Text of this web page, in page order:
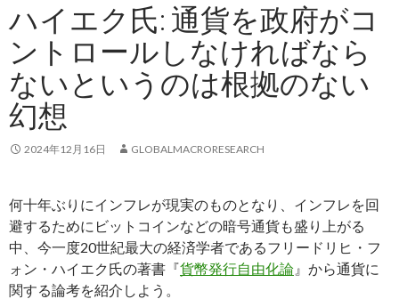
ハイエク氏: 通貨を政府がコ
ントロールしなければなら
ないというのは根拠のない
幻想
2024年12月16日 GLOBALMACRORESEARCH
何十年ぶりにインフレが現実のものとなり、インフレを回
避するためにビットコインなどの暗号通貨も盛り上がる
中、今一度20世紀最大の経済学者であるフリードリヒ・フ
ォン・ハイエク氏の著書『貨幣発行自由化論 』から通貨に
関する論考を紹介しよう。